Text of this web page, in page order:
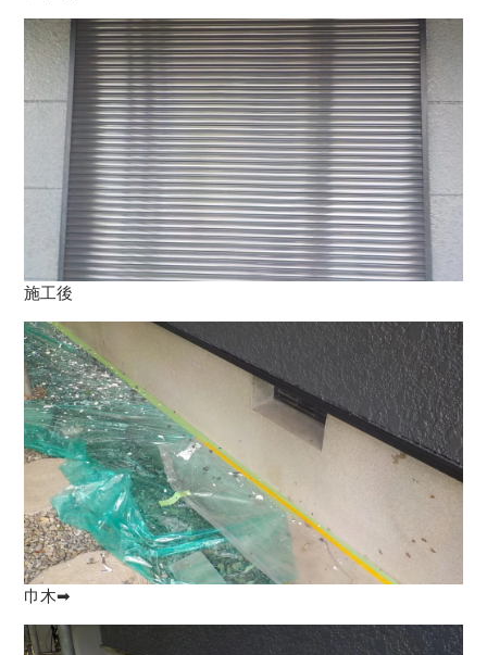
施工後
巾木➡